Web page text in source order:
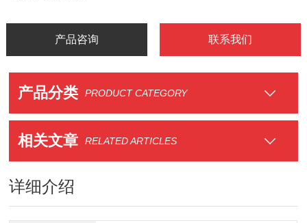
产品咨询 联系我们
产品分类 PRODUCT CATEGORY
相关文章 RELATED ARTICLES
详细介绍